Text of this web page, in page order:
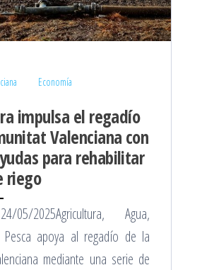
Economía
impulsa el regadío
Valenciana con
para rehabilitar
riego
05/2025Agricultura, Agua,
Pesca apoya al regadío de la
mediante una serie de